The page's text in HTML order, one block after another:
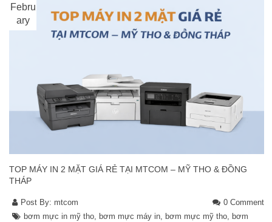
Febru
ary
TOP MÁY IN 2 MẶT GIÁ RẺ TẠI MTCOM – MỸ THO & ĐỒNG
THÁP
Post By: mtcom
0 Comment
bơm mực in mỹ tho, bơm mực máy in, bơm mực mỹ tho, bơm